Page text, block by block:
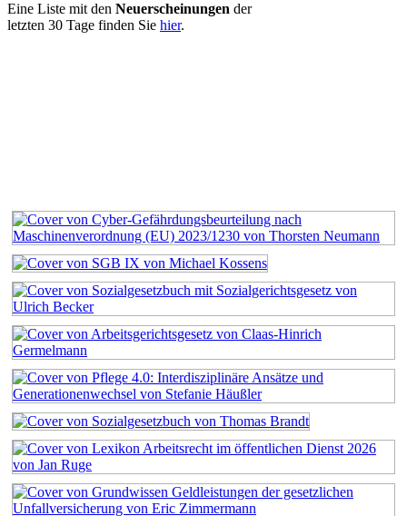
Eine Liste mit den Neuerscheinungen der
letzten 30 Tage finden Sie hier.